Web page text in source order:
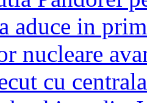
aduce in
nucleare
cu